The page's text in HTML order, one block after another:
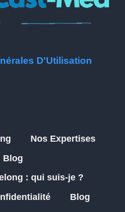
D'Utilisation
Nos Expertises
Blog
: qui suis-je ?
Blog